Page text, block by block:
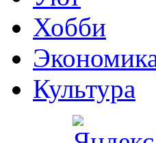
Хобби
Культура